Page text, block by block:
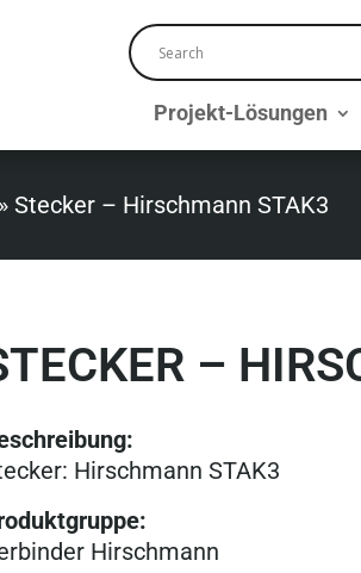
Projekt-Lösungen
»Stecker – Hirschmann STAK3
–
Hirschmann STAK3
:
Hirschmann